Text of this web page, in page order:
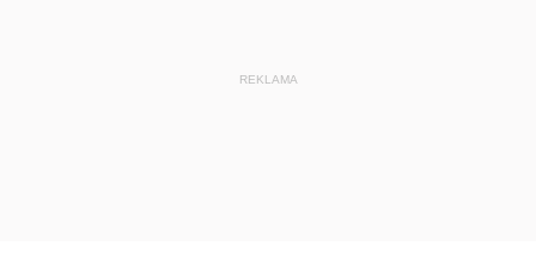
REKLAMA